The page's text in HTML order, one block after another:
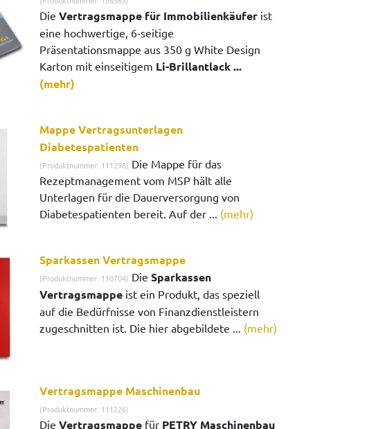
Die Vertragsmappe für Immobilienkäuferist
eine hochwertige, 6-seitige
Präsentationsmappe aus 350 g White Design
Karton mit einseitigem Li-Brillantlack ...
(mehr)
Mappe Vertragsunterlagen
Diabetespatienten
(Produktnummer: 111298) Die Mappe für das
Rezeptmanagement vom MSP hält alle
Unterlagen für die Dauerversorgung von
Diabetespatienten bereit. Auf der ... (mehr)
Sparkassen Vertragsmappe
(Produktnummer: 110704) Die Sparkassen
Vertragsmappeist ein Produkt, das speziell
auf die Bedürfnisse von Finanzdienstleistern
zugeschnitten ist. Die hier abgebildete ... (mehr)
Vertragsmappe Maschinenbau
(Produktnummer: 111226)
Die Vertragsmappefür PETRY Maschinenbau